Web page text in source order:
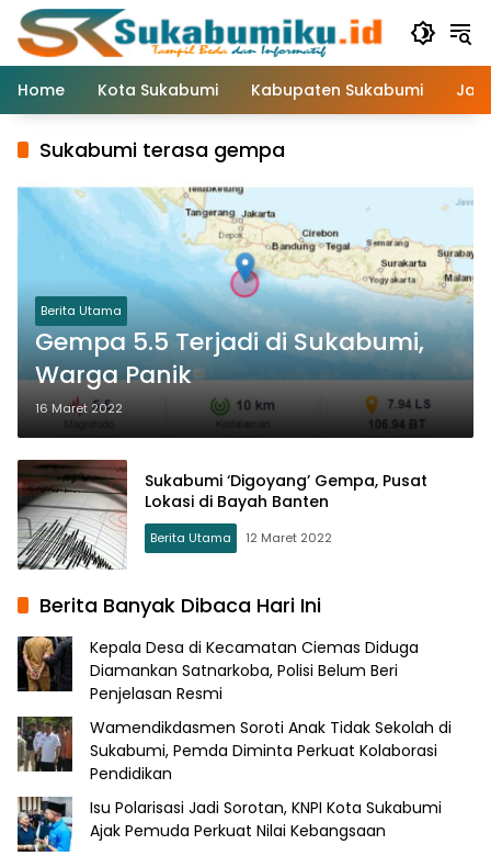
Langsung
konten
Home
Kota Sukabumi Kabupaten Sukabumi
Sukabumi terasa gempa
Berita Utama
Gempa 5.5 Terjadi di Sukabumi,
Warga Panik
16 Maret 2022
Sukabumi ‘Digoyang’ Gempa, Pusat
Lokasi di Bayah Banten
Berita Utama 12 Maret 2022
Berita Banyak Dibaca Hari Ini
Kepala Desa di Kecamatan Ciemas Diduga
Diamankan Satnarkoba, Polisi Belum Beri
Penjelasan Resmi
Wamendikdasmen Soroti Anak Tidak Sekolah di
Sukabumi, Pemda Diminta Perkuat Kolaborasi
Pendidikan
Isu Polarisasi Jadi Sorotan, KNPI Kota Sukabumi
Ajak Pemuda Perkuat Nilai Kebangsaan